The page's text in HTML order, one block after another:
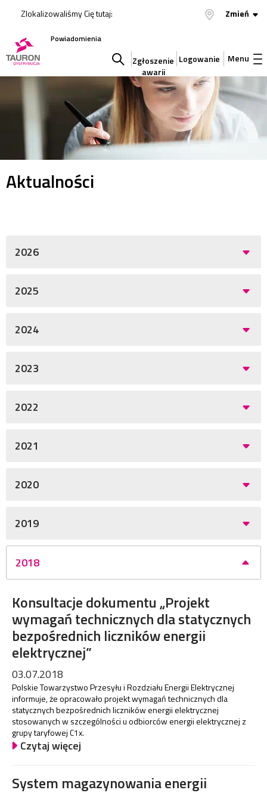
Zlokalizowaliśmy Cię tutaj: Zmień
Powiadomienia
Szukaj
w
serwisie
Zgłoszenie
awarii
Logowanie Menu
Aktualności
2026
2025
2024
2023
2022
2021
2020
2019
2018
Konsultacje dokumentu „Projekt
wymagań technicznych dla statycznych
bezpośrednich liczników energii
elektrycznej”
03.07.2018
Polskie Towarzystwo Przesyłu i Rozdziału Energii Elektrycznej
informuje, że opracowało projekt wymagań technicznych dla
statycznych bezpośrednich liczników energii elektrycznej
stosowanych w szczególności u odbiorców energii elektrycznej z
grupy taryfowej C1x.
Czytaj więcej
System magazynowania energii